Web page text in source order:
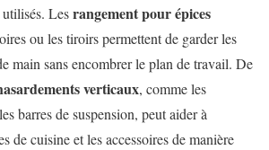
Lesrangement pour épices
ou les tiroirs permettent de garder les
main sans encombrer le plan de travail. De
verticaux, comme les
barres de suspension, peut aider à
de cuisine et les accessoires de manière